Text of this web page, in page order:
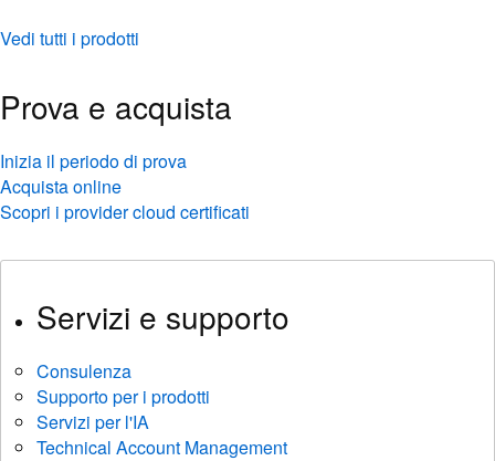
Vedi tutti i prodotti
Prova e acquista
Inizia il periodo di prova
Acquista online
Scopri i provider cloud certificati
Servizi e supporto
Consulenza
Supporto per i prodotti
Servizi per l'IA
Technical Account Management